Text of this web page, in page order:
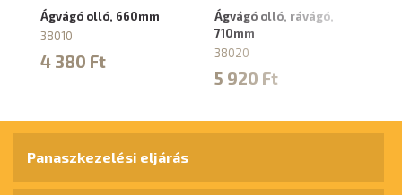
Ágvágó olló, 660mm
38010
4 380 Ft
Ágvágó olló, rávágó,
710mm
38020
5 920 Ft
Panaszkezelési eljárás